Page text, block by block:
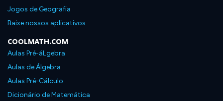
Jogos de Geografia
Baixe nossos aplicativos
COOLMATH.COM
Aulas Pré-áLgebra
Aulas de Álgebra
Aulas Pré-Cálculo
Dicionário de Matemática